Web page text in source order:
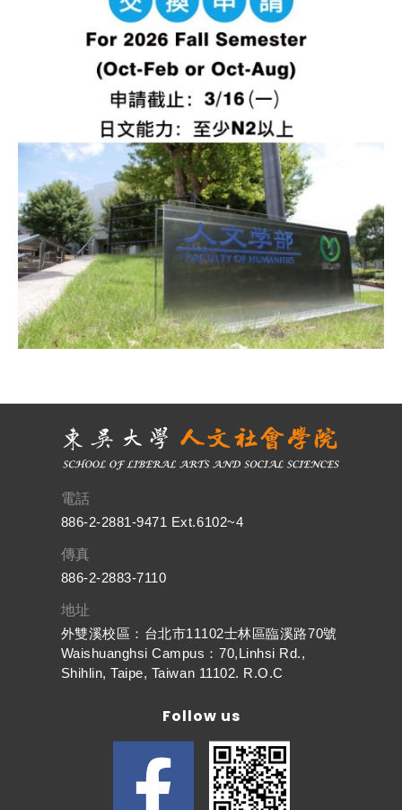
電話
886-2-2881-9471 Ext.6102~4
傳真
886-2-2883-7110
地址
外雙溪校區：台北市11102士林區臨溪路70號
Waishuanghsi Campus：70,Linhsi Rd.,
Shihlin, Taipe, Taiwan 11102. R.O.C
Follow us